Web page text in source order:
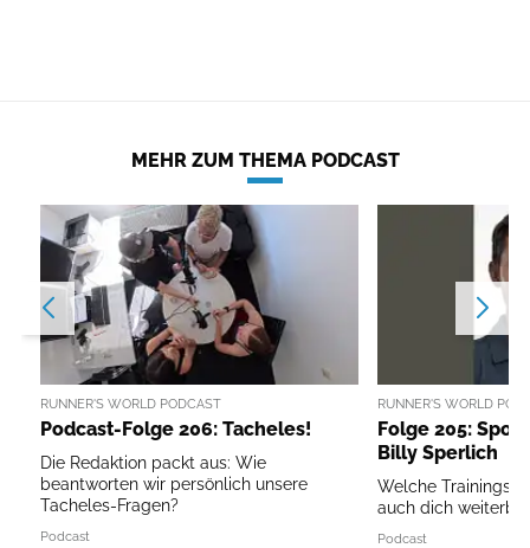
MEHR ZUM THEMA PODCAST
RUNNER'S WORLD PODCAST
Podcast-Folge 206: Tacheles!
Die Redaktion packt aus: Wie
beantworten wir persönlich unsere
Tacheles-Fragen?
Podcast
RUNNER'S WORLD
Folge 205:
Billy Sperlich
Welche
auch dich
Podcast